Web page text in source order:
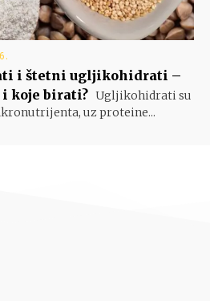
i štetni ugljikohidrati –
koje birati? Ugljikohidrati su
uz proteine...